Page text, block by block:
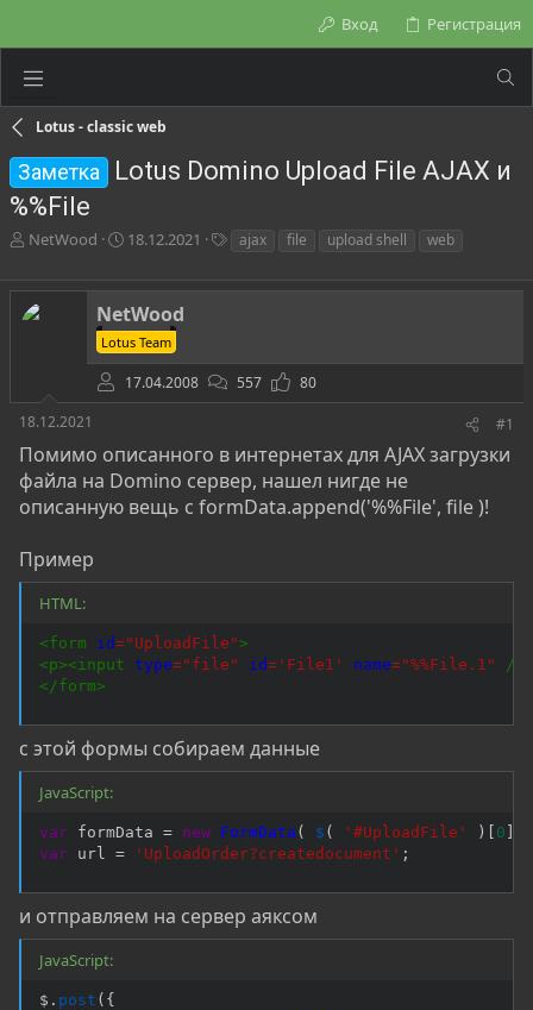
Вход Регистрация
Lotus - classic web
Заметка
Lotus Domino Upload File AJAX и
%%File
А
т
о
р
ы
NetWood
Д
т
а
н
а
ч
а
л
18.12.2021
г
ajax file upload shell web
NetWood
Lotus Team
17.04.2008 557
80
18.12.2021
#1
Помимо описанного в интернетах для AJAX загрузки
файла на Domino сервер, нашел нигде не
описанную вещь с formData.append('%%File', file )!
Пример
HTML:
<form id=" UploadFile ">
<p><input type=" file " id= ' File1 ' name="%%File.1 " />
</form>
с этой формы собираем данные
JavaScript:
var formData = new FormData ( $ ( '#UploadFile' ) 0
var url = 'UploadOrder?createdocument' ;
и отправляем на сервер аяксом
JavaScript:
$ . post ( {